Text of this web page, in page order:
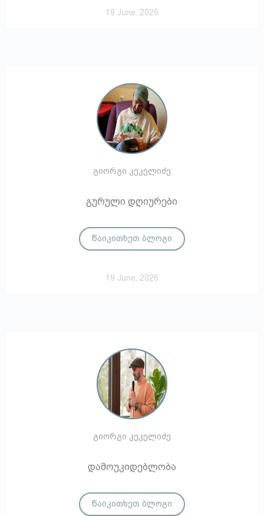
19 June, 2026
გიორგი კეკელიძე
გურული დღიურები
წაიკითხეთ ბლოგი
19 June, 2026
გიორგი კეკელიძე
დამოუკიდებლობა
წაიკითხეთ ბლოგი